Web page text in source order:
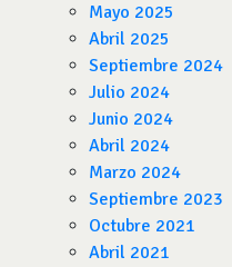
Mayo 2025
Abril 2025
Septiembre 2024
Julio 2024
Junio 2024
Abril 2024
Marzo 2024
Septiembre 2023
Octubre 2021
Abril 2021